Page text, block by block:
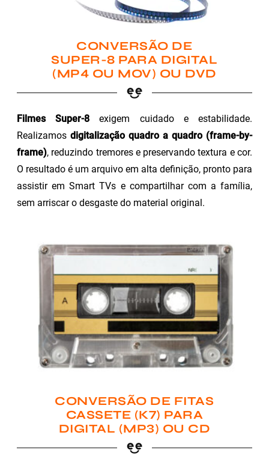
CONVERSÃO DE
SUPER-8 PARA DIGITAL
(MP4 OU MOV) OU DVD
Filmes Super-8 exigem cuidado e estabilidade.
Realizamos digitalização quadro a quadro (frame-by-
frame), reduzindo tremores e preservando textura e cor.
O resultado é um arquivo em alta definição, pronto para
assistir em Smart TVs e compartilhar com a família,
sem arriscar o desgaste do material original.
CONVERSÃO DE FITAS
CASSETE (K7) PARA
DIGITAL (MP3) OU CD